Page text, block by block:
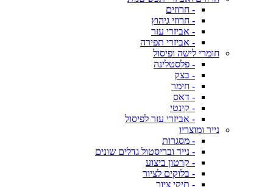
- חרוזים
- חרוזי גיהוץ
- אביזרי עזר
- אביזרי תפירה
חומרי לישה ופיסול
- פלסטלינה
- בצק
- חימר
- דאס
- קינטי
- אביזרי עזר לפיסול
נייר ומוצריו
- מסגרות
- נייר ובריסטול גדלים שונים
- קרטון ביצוע
- בלוקים לציור
- תיקי ציור